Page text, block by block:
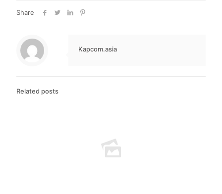
Share
Kapcom.asia
Related posts